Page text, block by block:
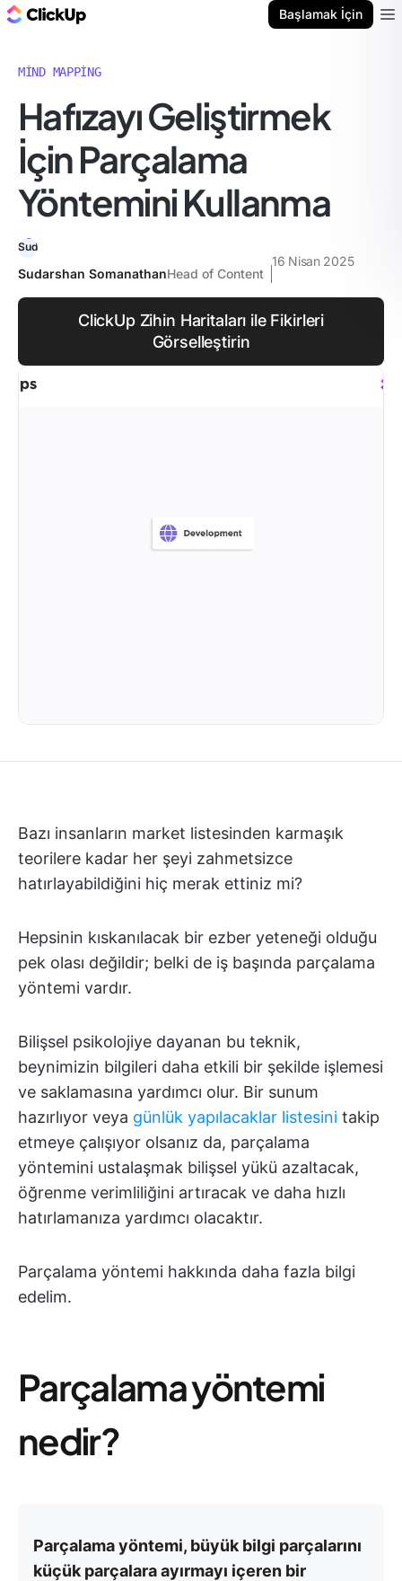
Başlamak İçin
MIND MAPPING
Hafızayı Geliştirmek
İçin Parçalama
Yöntemini Kullanma
Sudarshan SomanathanHead of Content
16 Nisan 2025
ClickUp Zihin Haritaları ile Fikirleri
Görselleştirin
Bazı insanların market listesinden karmaşık
teorilere kadar her şeyi zahmetsizce
hatırlayabildiğini hiç merak ettiniz mi?
Hepsinin kıskanılacak bir ezber yeteneği olduğu
pek olası değildir; belki de iş başında parçalama
yöntemi vardır.
Bilişsel psikolojiye dayanan bu teknik,
beynimizin bilgileri daha etkili bir şekilde işlemesi
ve saklamasına yardımcı olur. Bir sunum
hazırlıyor veya günlük yapılacaklar listesini takip
etmeye çalışıyor olsanız da, parçalama
yöntemini ustalaşmak bilişsel yükü azaltacak,
öğrenme verimliliğini artıracak ve daha hızlı
hatırlamanıza yardımcı olacaktır.
Parçalama yöntemi hakkında daha fazla bilgi
edelim.
Parçalama yöntemi
nedir?
Parçalama yöntemi, büyük bilgi parçalarını
küçük parçalara ayırmayı içeren bir